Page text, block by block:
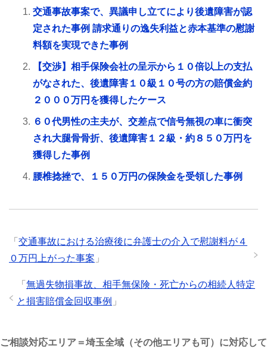
交通事故事案で、異議申し立てにより後遺障害が認
定された事例 請求通りの逸失利益と赤本基準の慰謝
料額を実現できた事例
【交渉】相手保険会社の呈示から１０倍以上の支払
がなされた、後遺障害１０級１０号の方の賠償金約
２０００万円を獲得したケース
６０代男性の主夫が、交差点で信号無視の車に衝突
され大腿骨骨折、後遺障害１２級・約８５０万円を
獲得した事例
腰椎捻挫で、１５０万円の保険金を受領した事例
「 交通事故における治療後に弁護士の介入で慰謝料が４
０万円上がった事案 」
「 無過失物損事故、相手無保険・死亡からの相続人特定
と損害賠償金回収事例 」
ご相談対応エリア＝埼玉全域（その他エリアも可）に対応して